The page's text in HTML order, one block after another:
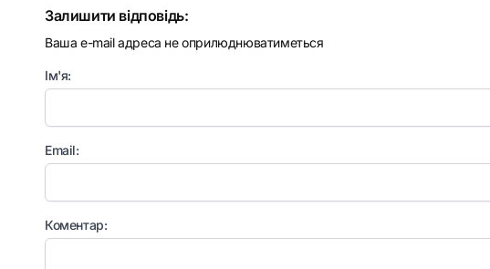
Залишити відповідь:
Ваша e-mail адреса не оприлюднюватиметься
Ім'я:
Email:
Коментар: